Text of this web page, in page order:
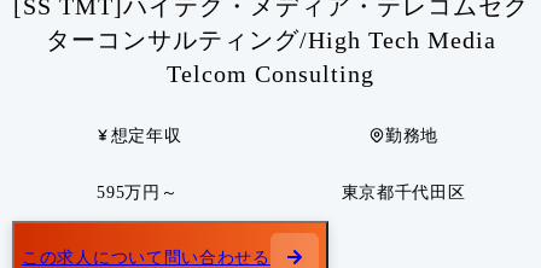
[SS TMT]ハイテク・メディア・テレコムセク
ターコンサルティング/High Tech Media
Telcom Consulting
想定年収
595万円～
勤務地
東京都千代田区
この求人について問い合わせる